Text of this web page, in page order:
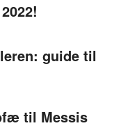
guide til
til Messis